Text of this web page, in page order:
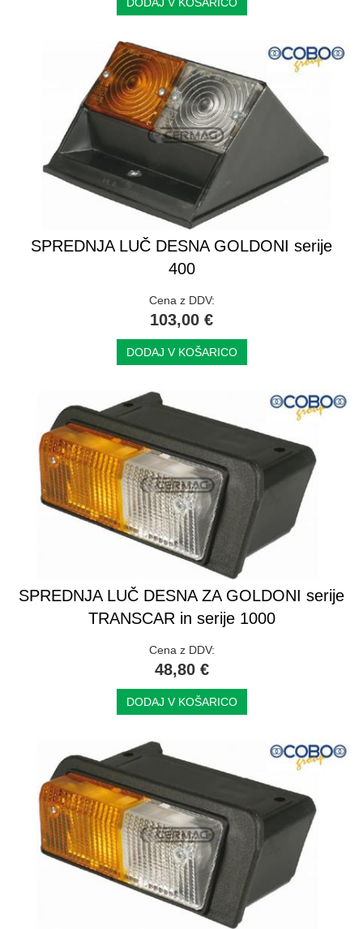
SPREDNJA LUČ DESNA GOLDONI serije
400
Cena z DDV:
103,00 €
DODAJ V KOŠARICO
SPREDNJA LUČ DESNA ZA GOLDONI serije
TRANSCAR in serije 1000
Cena z DDV:
48,80 €
DODAJ V KOŠARICO